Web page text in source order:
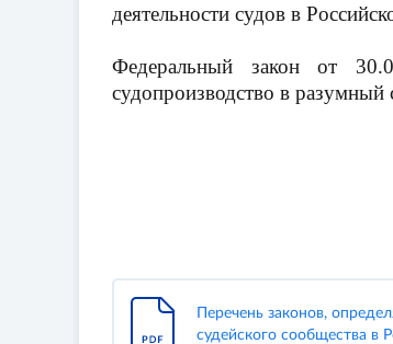
деятельности судов в
Федеральный закон от
судопроизводство в разумный
Перечень законов,
судейского сообщества в